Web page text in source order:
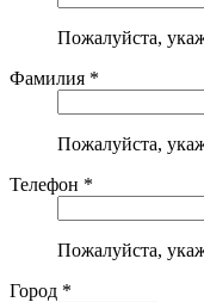
Пожалуйста,
Фамилия *
Пожалуйста,
Телефон *
Пожалуйста,
Город *